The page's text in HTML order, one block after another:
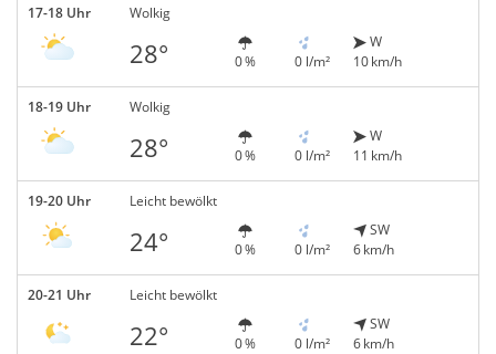
17-18 Uhr Wolkig
28° 0 % 0 l/m²
W
10 km/h
18-19 Uhr Wolkig
28° 0 % 0 l/m²
W
11 km/h
19-20 Uhr Leicht bewölkt
24° 0 % 0 l/m²
SW
6 km/h
20-21 Uhr Leicht bewölkt
22° 0 % 0 l/m²
SW
6 km/h